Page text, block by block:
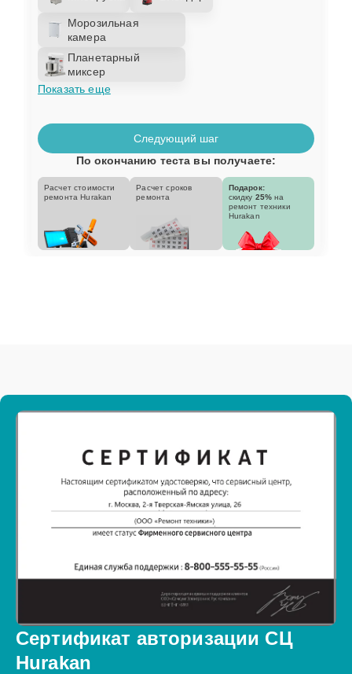
Морозильная
камера
Планетарный
миксер
Показать еще
Следующий шаг
По окончанию теста вы получаете:
Расчет стоимости
ремонта Hurakan
Расчет сроков
ремонта
Подарок:
скидку 25% на
ремонт техники
Hurakan
Сертификат авторизации СЦ
Hurakan